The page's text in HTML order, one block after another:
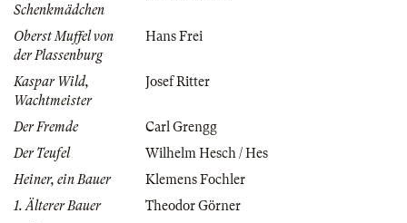
Schenkmädchen
Oberst Muffel von
der Plassenburg
Hans Frei
Kaspar Wild,
Wachtmeister
Josef Ritter
Der Fremde
Carl Grengg
Der Teufel
Wilhelm Hesch / Hes
Heiner, ein Bauer
Klemens Fochler
1. Älterer Bauer
Theodor Görner